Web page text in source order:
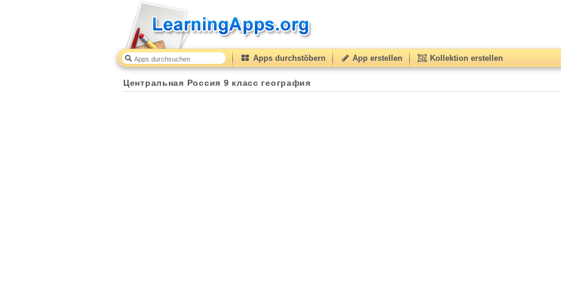
Apps durchstöbern App erstellen Kollektion erstellen
Центральная Россия 9 класс география